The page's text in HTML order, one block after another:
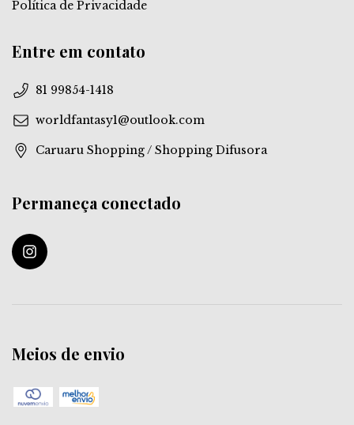
Política de Privacidade
Entre em contato
81 99854-1418
worldfantasy1@outlook.com
Caruaru Shopping / Shopping Difusora
Permaneça conectado
Meios de envio